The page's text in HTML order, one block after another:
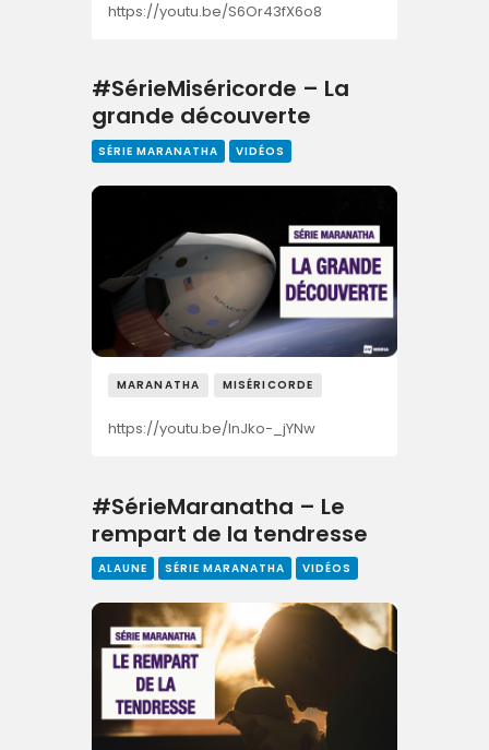
https://youtu.be/S6Or43fX6o8
#SérieMiséricorde – La
grande découverte
SÉRIE MARANATHA VIDÉOS
MARANATHA MISÉRICORDE
https://youtu.be/InJko-_jYNw
#SérieMaranatha – Le
rempart de la tendresse
ALAUNE SÉRIE MARANATHA VIDÉOS